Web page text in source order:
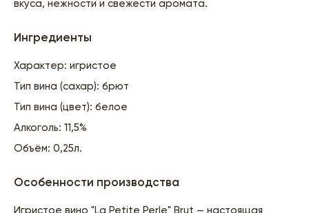
вкуса, нежности и свежести аромата.
Ингредиенты
Характер: игристое
Тип вина (сахар): брют
Тип вина (цвет): белое
Алкоголь: 11,5%
Объём: 0,25л.
Особенности производства
Игристое вино "La Petite Perle" Brut — настоящая